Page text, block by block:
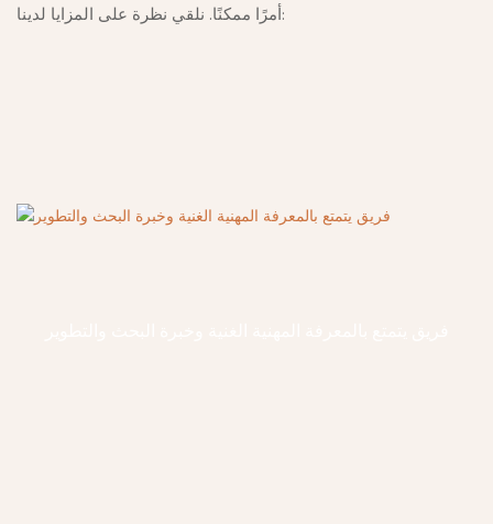
أمرًا ممكنًا. نلقي نظرة على المزايا لدينا: